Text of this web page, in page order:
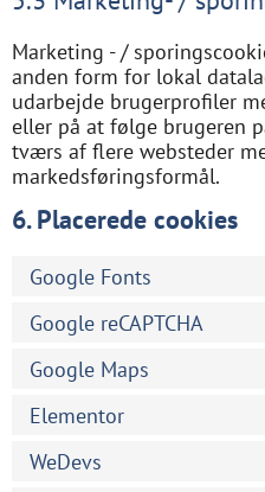
Marketing - /
anden form for lokal
udarbejde brugerprofiler
eller på at følge brugeren
tværs af flere websteder
markedsføringsformål.
6. Placerede cookies
Google Fonts
Google reCAPTCHA
Google Maps
Elementor
WeDevs